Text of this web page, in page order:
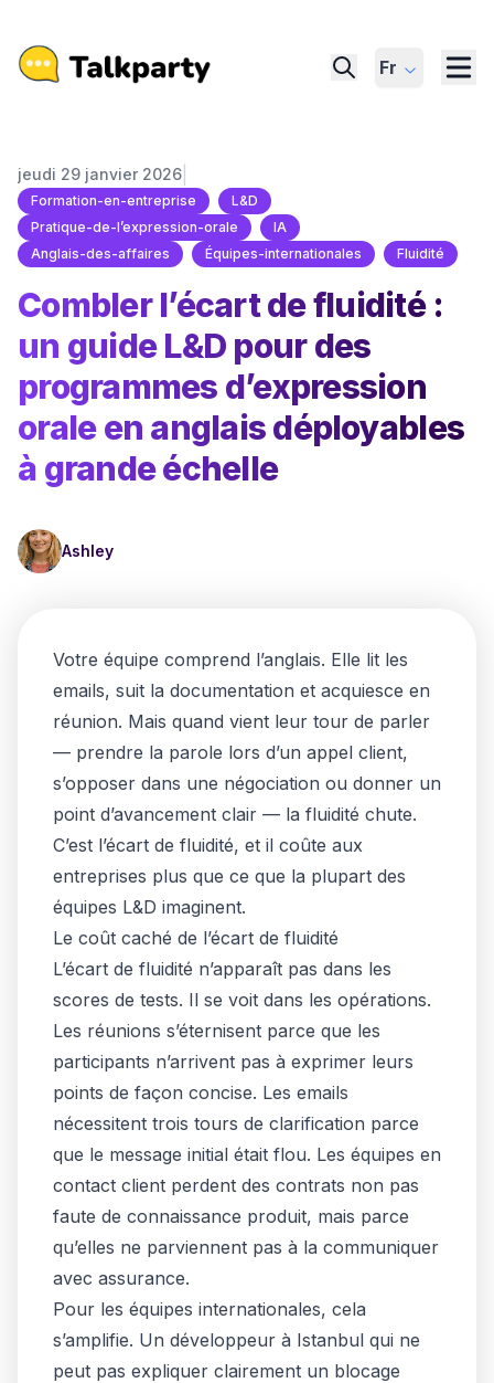
Fr
jeudi 29 janvier 2026
Formation-en-entreprise
L&D
Pratique-de-l’expression-orale
IA
Anglais-des-affaires
Équipes-internationales Fluidité
Combler l’écart de fluidité :
un guide L&D pour des
programmes d’expression
orale en anglais déployables
à grande échelle
Ashley
Votre équipe comprend l’anglais. Elle lit les
emails, suit la documentation et acquiesce en
réunion. Mais quand vient leur tour de parler
— prendre la parole lors d’un appel client,
s’opposer dans une négociation ou donner un
point d’avancement clair — la fluidité chute.
C’est l’écart de fluidité, et il coûte aux
entreprises plus que ce que la plupart des
équipes L&D imaginent.
Le coût caché de l’écart de fluidité
L’écart de fluidité n’apparaît pas dans les
scores de tests. Il se voit dans les opérations.
Les réunions s’éternisent parce que les
participants n’arrivent pas à exprimer leurs
points de façon concise. Les emails
nécessitent trois tours de clarification parce
que le message initial était flou. Les équipes en
contact client perdent des contrats non pas
faute de connaissance produit, mais parce
qu’elles ne parviennent pas à la communiquer
avec assurance.
Pour les équipes internationales, cela
s’amplifie. Un développeur à Istanbul qui ne
peut pas expliquer clairement un blocage